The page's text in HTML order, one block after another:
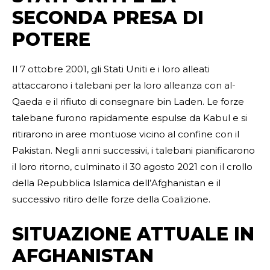
SECONDA PRESA DI
POTERE
Il 7 ottobre 2001, gli Stati Uniti e i loro alleati
attaccarono i talebani per la loro alleanza con al-
Qaeda e il rifiuto di consegnare bin Laden. Le forze
talebane furono rapidamente espulse da Kabul e si
ritirarono in aree montuose vicino al confine con il
Pakistan. Negli anni successivi, i talebani pianificarono
il loro ritorno, culminato il 30 agosto 2021 con il crollo
della Repubblica Islamica dell’Afghanistan e il
successivo ritiro delle forze della Coalizione.
SITUAZIONE ATTUALE IN
AFGHANISTAN